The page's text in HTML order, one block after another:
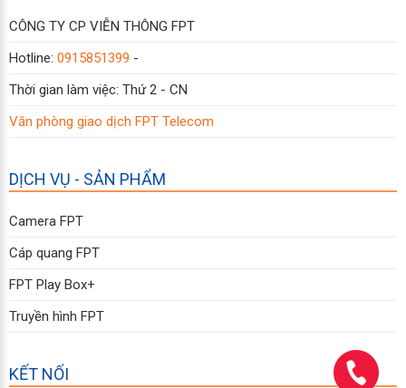
CÔNG TY CP VIỄN THÔNG FPT
Hotline: 0915851399 -
Thời gian làm việc: Thứ 2 - CN
Văn phòng giao dịch FPT Telecom
DỊCH VỤ - SẢN PHẨM
Camera FPT
Cáp quang FPT
FPT Play Box+
Truyền hình FPT
KẾT NỐI